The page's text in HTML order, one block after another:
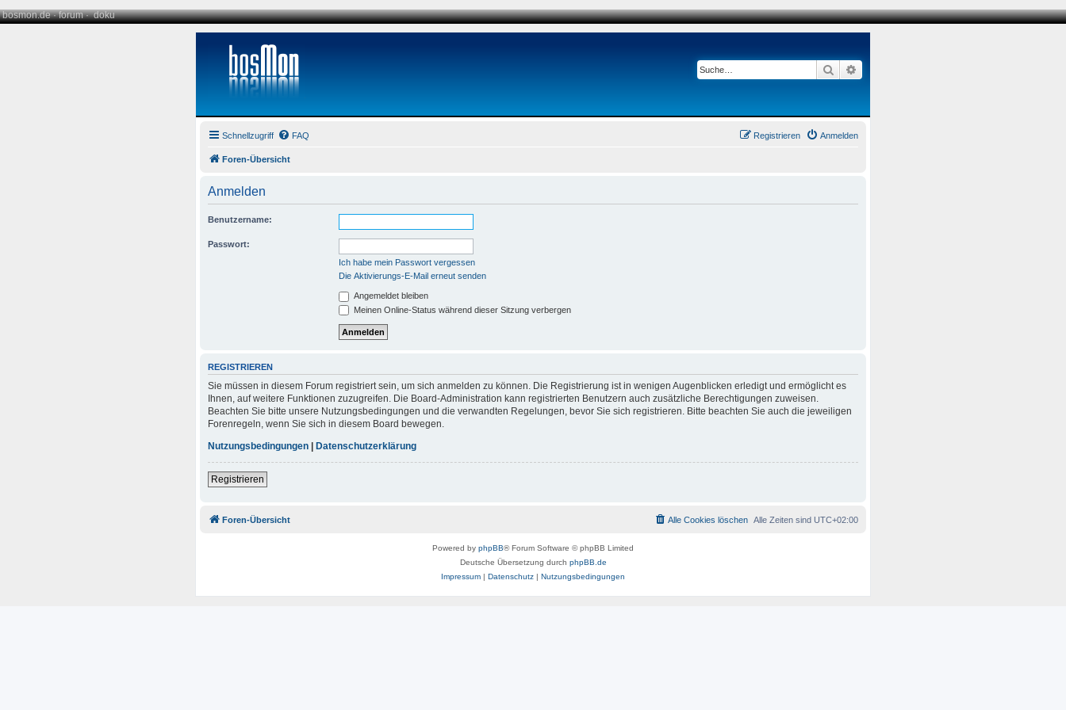
bosmon.de·forum·doku
Suche
Schnellzugriff FAQ Anmelden
Registrieren
Foren-Übersicht
Anmelden
Benutzername:
Passwort:
Ich habe mein Passwort vergessen
Die Aktivierungs-E-Mail erneut senden
Angemeldet bleiben
Meinen Online-Status während dieser Sitzung verbergen
REGISTRIEREN
Sie müssen in diesem Forum registriert sein, um sich anmelden zu können. Die Registrierung ist in wenigen Augenblicken erledigt und ermöglicht es
Ihnen, auf weitere Funktionen zuzugreifen. Die Board-Administration kann registrierten Benutzern auch zusätzliche Berechtigungen zuweisen.
Beachten Sie bitte unsere Nutzungsbedingungen und die verwandten Regelungen, bevor Sie sich registrieren. Bitte beachten Sie auch die jeweiligen
Forenregeln, wenn Sie sich in diesem Board bewegen.
Nutzungsbedingungen | Datenschutzerklärung
Registrieren
Foren-Übersicht Alle Zeiten sind UTC+02:00
Alle Cookies löschen
Powered by phpBB® Forum Software © phpBB Limited
Deutsche Übersetzung durch phpBB.de
Impressum | Datenschutz | Nutzungsbedingungen